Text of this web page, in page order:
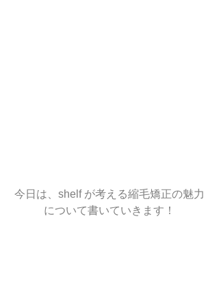
今日は、shelf が考える縮毛矯正の魅力
について書いていきます！